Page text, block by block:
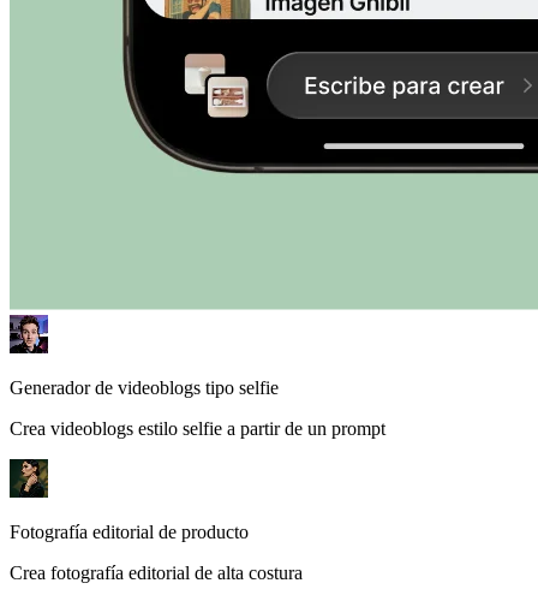
Generador de videoblogs tipo selfie
Crea videoblogs estilo selfie a partir de un prompt
Fotografía editorial de producto
Crea fotografía editorial de alta costura